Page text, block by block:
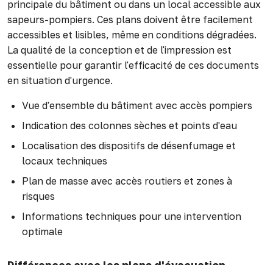
principale du bâtiment ou dans un local accessible aux
sapeurs-pompiers. Ces plans doivent être facilement
accessibles et lisibles, même en conditions dégradées.
La qualité de la conception et de l'impression est
essentielle pour garantir l'efficacité de ces documents
en situation d'urgence.
Vue d'ensemble du bâtiment avec accès pompiers
Indication des colonnes sèches et points d'eau
Localisation des dispositifs de désenfumage et
locaux techniques
Plan de masse avec accès routiers et zones à
risques
Informations techniques pour une intervention
optimale